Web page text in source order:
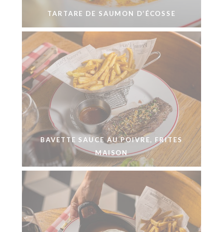
TARTARE DE SAUMON D’ÉCOSSE
BAVETTE SAUCE AU POIVRE, FRITES
MAISON